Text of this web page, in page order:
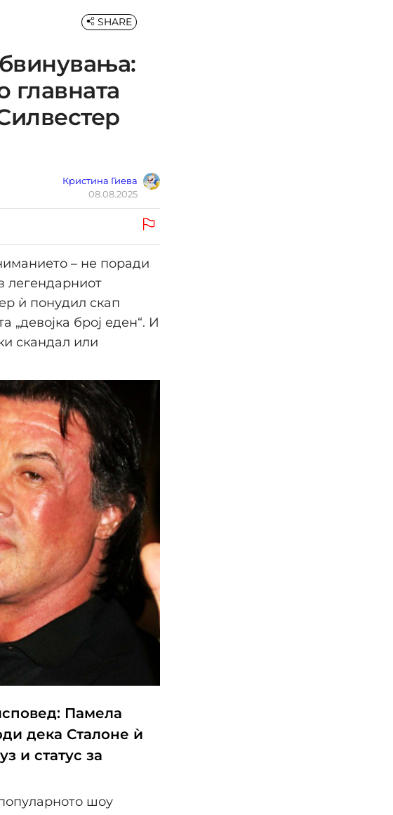
главната
Кристина Гиева
08.08.2025
SHARE
– не поради
легендарниот
ѝ понудил скап
„девојка број еден“. И
скандал или
Памела
дека Сталоне ѝ
и статус за
шоу